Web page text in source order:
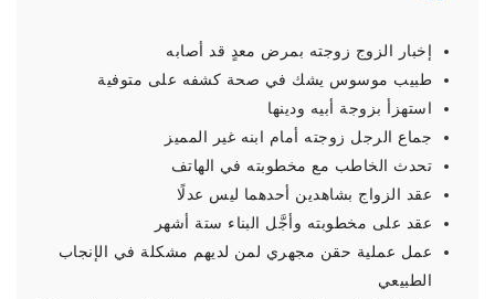
إخبار الزوج زوجته بمرض معدٍ قد أصابه
طبيب موسوس يشك في صحة كشفه على متوفية
استهزأ بزوجة أبيه ودينها
جماع الرجل زوجته أمام ابنه غير المميز
تحدث الخاطب مع مخطوبته في الهاتف
عقد الزواج بشاهدين أحدهما ليس عدلًا
عقد على مخطوبته وأجَّل البناء ستة أشهر
عمل عملية حقن مجهري لمن لديهم مشكلة في الإنجاب
الطبيعي